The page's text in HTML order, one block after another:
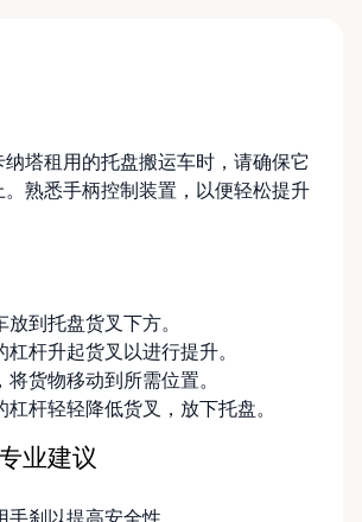
塔租用的托盘搬运车时，请确保它
熟悉手柄控制装置，以便轻松提升
到托盘货叉下方。
杆升起货叉以进行提升。
货物移动到所需位置。
杆轻轻降低货叉，放下托盘。
业建议